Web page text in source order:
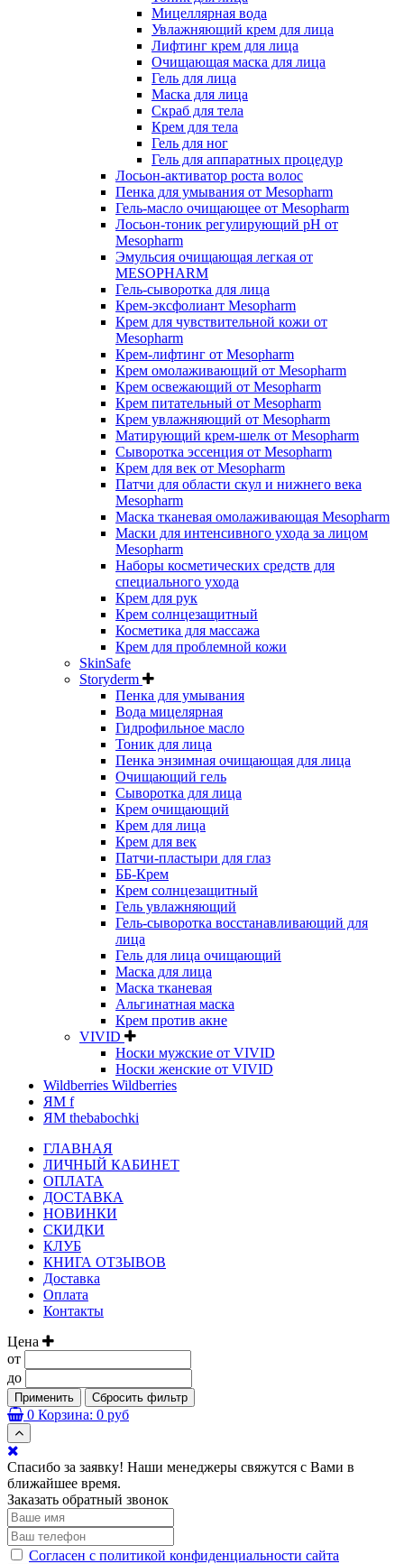
Мицеллярная вода
Увлажняющий крем для лица
Лифтинг крем для лица
Очищающая маска для лица
Гель для лица
Маска для лица
Скраб для тела
Крем для тела
Гель для ног
Гель для аппаратных процедур
Лосьон-активатор роста волос
Пенка для умывания от Mesopharm
Гель-масло очищающее от Mesopharm
Лосьон-тоник регулирующий рН от
Mesopharm
Эмульсия очищающая легкая от
MESOPHARM
Гель-сыворотка для лица
Крем-эксфолиант Mesopharm
Крем для чувствительной кожи от
Mesopharm
Крем-лифтинг от Mesopharm
Крем омолаживающий от Mesopharm
Крем освежающий от Mesopharm
Крем питательный от Mesopharm
Крем увлажняющий от Mesopharm
Матирующий крем-шелк от Mesopharm
Сыворотка эссенция от Mesopharm
Крем для век от Mesopharm
Патчи для области скул и нижнего века
Mesopharm
Маска тканевая омолаживающая Mesopharm
Маски для интенсивного ухода за лицом
Mesopharm
Наборы косметических средств для
специального ухода
Крем для рук
Крем солнцезащитный
Косметика для массажа
Крем для проблемной кожи
SkinSafe
Storyderm
Пенка для умывания
Вода мицелярная
Гидрофильное масло
Тоник для лица
Пенка энзимная очищающая для лица
Очищающий гель
Сыворотка для лица
Крем очищающий
Крем для лица
Крем для век
Патчи-пластыри для глаз
ББ-Крем
Крем солнцезащитный
Гель увлажняющий
Гель-сыворотка восстанавливающий для
лица
Гель для лица очищающий
Маска для лица
Маска тканевая
Альгинатная маска
Крем против акне
VIVID
Носки мужские от VIVID
Носки женские от VIVID
Wildberries Wildberries
ЯМ f
ЯМ thebabochki
ГЛАВНАЯ
ЛИЧНЫЙ КАБИНЕТ
ОПЛАТА
ДОСТАВКА
НОВИНКИ
СКИДКИ
КЛУБ
КНИГА ОТЗЫВОВ
Доставка
Оплата
Контакты
Цена
от
до
Применить Сбросить фильтр
0 Корзина: 0 руб
Спасибо за заявку! Наши менеджеры свяжутся с Вами в
ближайшее время.
Заказать обратный звонок
Согласен с политикой конфиденциальности сайта